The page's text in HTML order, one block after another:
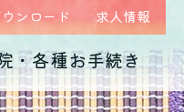
ンロード 求人情報
・各種お手続き